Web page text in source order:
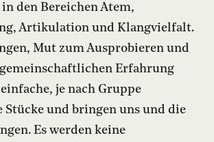
den Bereichen Atem,
Artikulation und Klangvielfalt.
Mut zum Ausprobieren und
gemeinschaftlichen Erfahrung
je nach Gruppe
und bringen uns und die
Es werden keine